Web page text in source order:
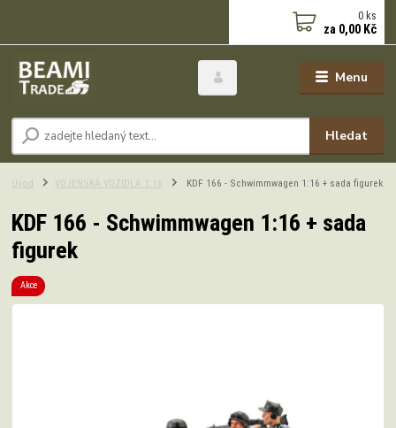
Menu
Hledat
0 ks
za 0,00 Kč
Úvod VOJENSKÁ VOZIDLA 1:16 KDF 166 - Schwimmwagen 1:16 + sada figurek
KDF 166 - Schwimmwagen 1:16 + sada
figurek
Akce